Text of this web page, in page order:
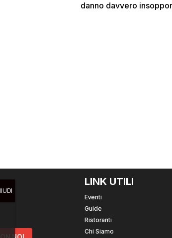
danno davvero
LINK UTILI
Eventi
Guide
Ristoranti
Chi Siamo